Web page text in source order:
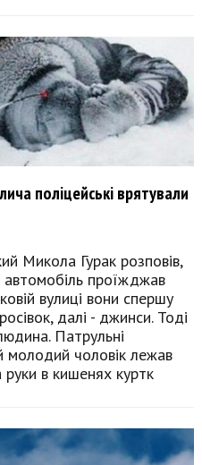
поліцейські врятували
Микола Гурак розповів,
проїжджав
вулиці вони спершу
далі - джинси. Тоді
Патрульні
чоловік лежав
руки в кишенях куртк